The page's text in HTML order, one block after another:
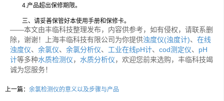
4.产品超出保修期限。
三、请妥善保管好本使用手册和保修卡。
——本文由丰临科技整理发布，内容供参考，如有侵权，请联系删
除，谢谢！上海丰临科技有限公司为你提供浊度仪(浊度计)、 在线
浊度仪、 余氯仪、 余氯分析仪、 工业在线pH计、 cod测定仪、 pH
计等多种水质检测仪， 水质分析仪，欢迎您前来选购，丰临科技竭
诚为您服务！
上一篇： 余氯检测仪的意义以及步骤与产品